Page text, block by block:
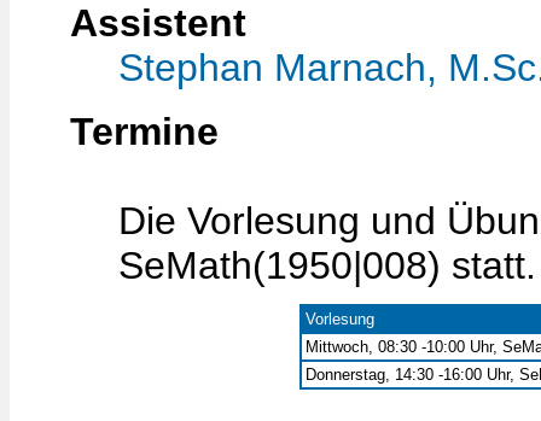
Assistent
Stephan Marnach,
Termine
Die Vorlesung und
SeMath(1950|008) statt.
Vorlesung
Mittwoch, 08:30 -10:00 Uhr,
Donnerstag, 14:30 -16:00 Uhr,